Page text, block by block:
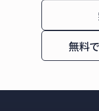
無料